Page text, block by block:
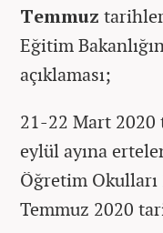
Temmuz
Eğitim
açıklaması;
21-22 Mart 2020
eylül ayına
Öğretim Okulları
Temmuz 2020